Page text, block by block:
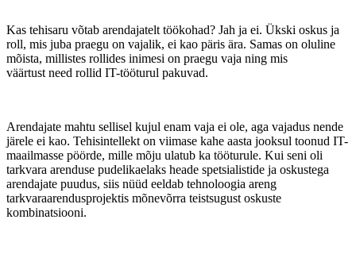
Kas tehisaru võtab arendajatelt töökohad? Jah ja ei. Ükski oskus ja
roll, mis juba praegu on vajalik, ei kao päris ära. Samas on oluline
mõista, millistes rollides inimesi on praegu vaja ning mis
väärtust need rollid IT-tööturul pakuvad.
Arendajate mahtu sellisel kujul enam vaja ei ole, aga vajadus nende
järele ei kao. Tehisintellekt on viimase kahe aasta jooksul toonud IT-
maailmasse pöörde, mille mõju ulatub ka tööturule. Kui seni oli
tarkvara arenduse pudelikaelaks heade spetsialistide ja oskustega
arendajate puudus, siis nüüd eeldab tehnoloogia areng
tarkvaraarendusprojektis mõnevõrra teistsugust oskuste
kombinatsiooni.